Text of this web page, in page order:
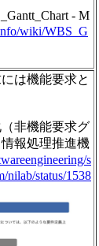
- M
wiki/WBS_G
は機能要求と
非機能要求グ
報処理推進機
s
nilab/status/1538